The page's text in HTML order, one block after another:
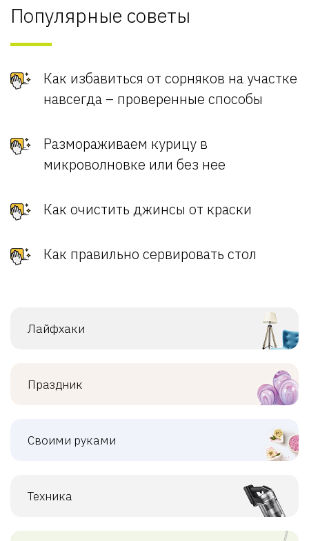
Популярные советы
Как избавиться от сорняков на участке
навсегда – проверенные способы
Размораживаем курицу в
микроволновке или без нее
Как очистить джинсы от краски
Как правильно сервировать стол
Лайфхаки
Праздник
Своими руками
Техника